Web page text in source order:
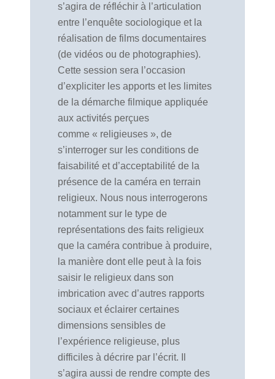
s’agira de réfléchir à l’articulation
entre l’enquête sociologique et la
réalisation de films documentaires
(de vidéos ou de photographies).
Cette session sera l’occasion
d’expliciter les apports et les limites
de la démarche filmique appliquée
aux activités perçues
comme « religieuses », de
s’interroger sur les conditions de
faisabilité et d’acceptabilité de la
présence de la caméra en terrain
religieux. Nous nous interrogerons
notamment sur le type de
représentations des faits religieux
que la caméra contribue à produire,
la manière dont elle peut à la fois
saisir le religieux dans son
imbrication avec d’autres rapports
sociaux et éclairer certaines
dimensions sensibles de
l’expérience religieuse, plus
difficiles à décrire par l’écrit. Il
s’agira aussi de rendre compte des